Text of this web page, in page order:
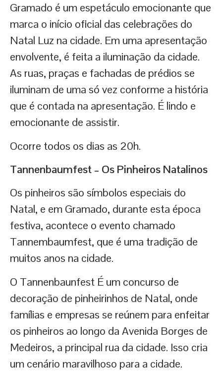
Gramado é um espetáculo emocionante que
marca o início oficial das celebrações do
Natal Luz na cidade. Em uma apresentação
envolvente, é feita a iluminação da cidade.
As ruas, praças e fachadas de prédios se
iluminam de uma só vez conforme a história
que é contada na apresentação. É lindo e
emocionante de assistir.
Ocorre todos os dias as 20h.
Tannenbaumfest – Os Pinheiros Natalinos
Os pinheiros são símbolos especiais do
Natal, e em Gramado, durante esta época
festiva, acontece o evento chamado
Tannembaumfest, que é uma tradição de
muitos anos na cidade.
O Tannenbaunfest É um concurso de
decoração de pinheirinhos de Natal, onde
famílias e empresas se reúnem para enfeitar
os pinheiros ao longo da Avenida Borges de
Medeiros, a principal rua da cidade. Isso cria
um cenário maravilhoso para a cidade.